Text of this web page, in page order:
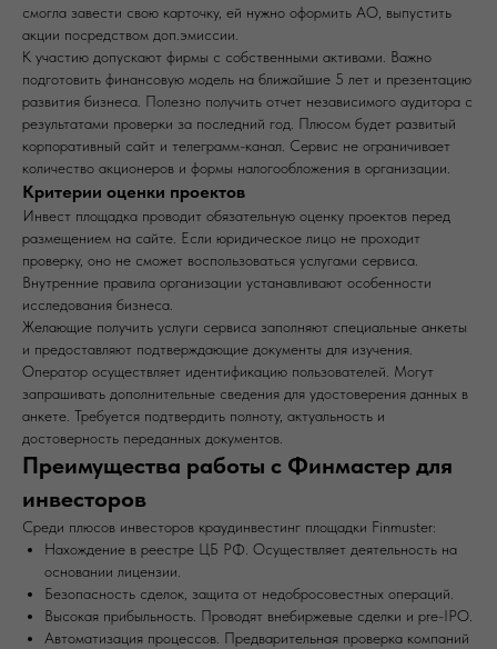
смогла завести свою карточку, ей нужно оформить АО, выпустить
акции посредством доп.эмиссии.
К участию допускают фирмы с собственными активами. Важно
подготовить финансовую модель на ближайшие 5 лет и презентацию
развития бизнеса. Полезно получить отчет независимого аудитора с
результатами проверки за последний год. Плюсом будет развитый
корпоративный сайт и телеграмм-канал. Сервис не ограничивает
количество акционеров и формы налогообложения в организации.
Критерии оценки проектов
Инвест площадка проводит обязательную оценку проектов перед
размещением на сайте. Если юридическое лицо не проходит
проверку, оно не сможет воспользоваться услугами сервиса.
Внутренние правила организации устанавливают особенности
исследования бизнеса.
Желающие получить услуги сервиса заполняют специальные анкеты
и предоставляют подтверждающие документы для изучения.
Оператор осуществляет идентификацию пользователей. Могут
запрашивать дополнительные сведения для удостоверения данных в
анкете. Требуется подтвердить полноту, актуальность и
достоверность переданных документов.
Преимущества работы с Финмастер для
инвесторов
Среди плюсов инвесторов краудинвестинг площадки Finmuster:
Нахождение в реестре ЦБ РФ. Осуществляет деятельность на
основании лицензии.
Безопасность сделок, защита от недобросовестных операций.
Высокая прибыльность. Проводят внебиржевые сделки и pre-IPO.
Автоматизация процессов. Предварительная проверка компаний